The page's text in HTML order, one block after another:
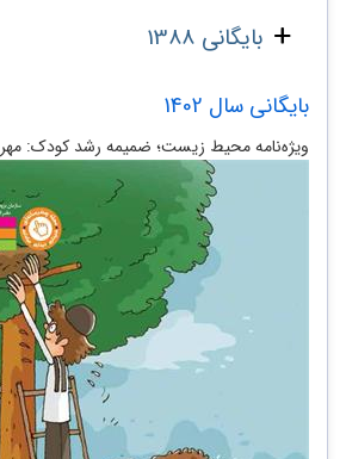
بایگانی 1388
بایگانی سال 1402
ویژه‌نامه محیط زیست؛ ضمیمه رشد کودک: مهر ۱۴۰۲